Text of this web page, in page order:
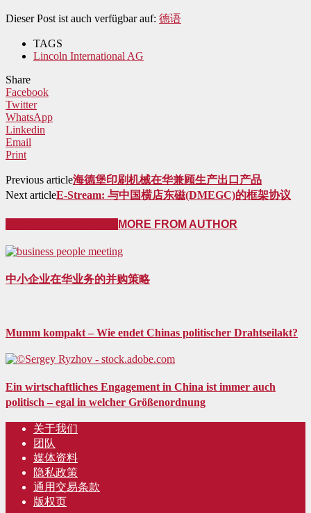
Dieser Post ist auch verfügbar auf: 德语
TAGS
Lincoln International AG
Share
Facebook
Twitter
WhatsApp
Linkedin
Email
Print
Previous article海德堡印刷机械在华兼顾生产出口产品
Next articleE-Stream: 与中国横店东磁(DMEGC)的框架协议
MORE FROM AUTHOR
中小企业在华业务的并购策略
Mumm kompakt – Wie endet Chinas politischer Drahtseilakt?
Ein wirtschaftliches Engagement in China ist immer auch
politisch – egal in welcher Größenordnung
关于我们
团队
媒体资料
隐私政策
通用交易条款
版权页